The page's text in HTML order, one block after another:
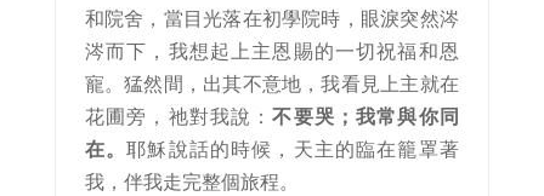
和院舍，當目光落在初學院時，眼淚突然涔
涔而下，我想起上主恩賜的一切祝福和恩
寵。猛然間，出其不意地，我看見上主就在
花圃旁，祂對我說：不要哭；我常與你同
在。耶穌說話的時候，天主的臨在籠罩著
我，伴我走完整個旅程。